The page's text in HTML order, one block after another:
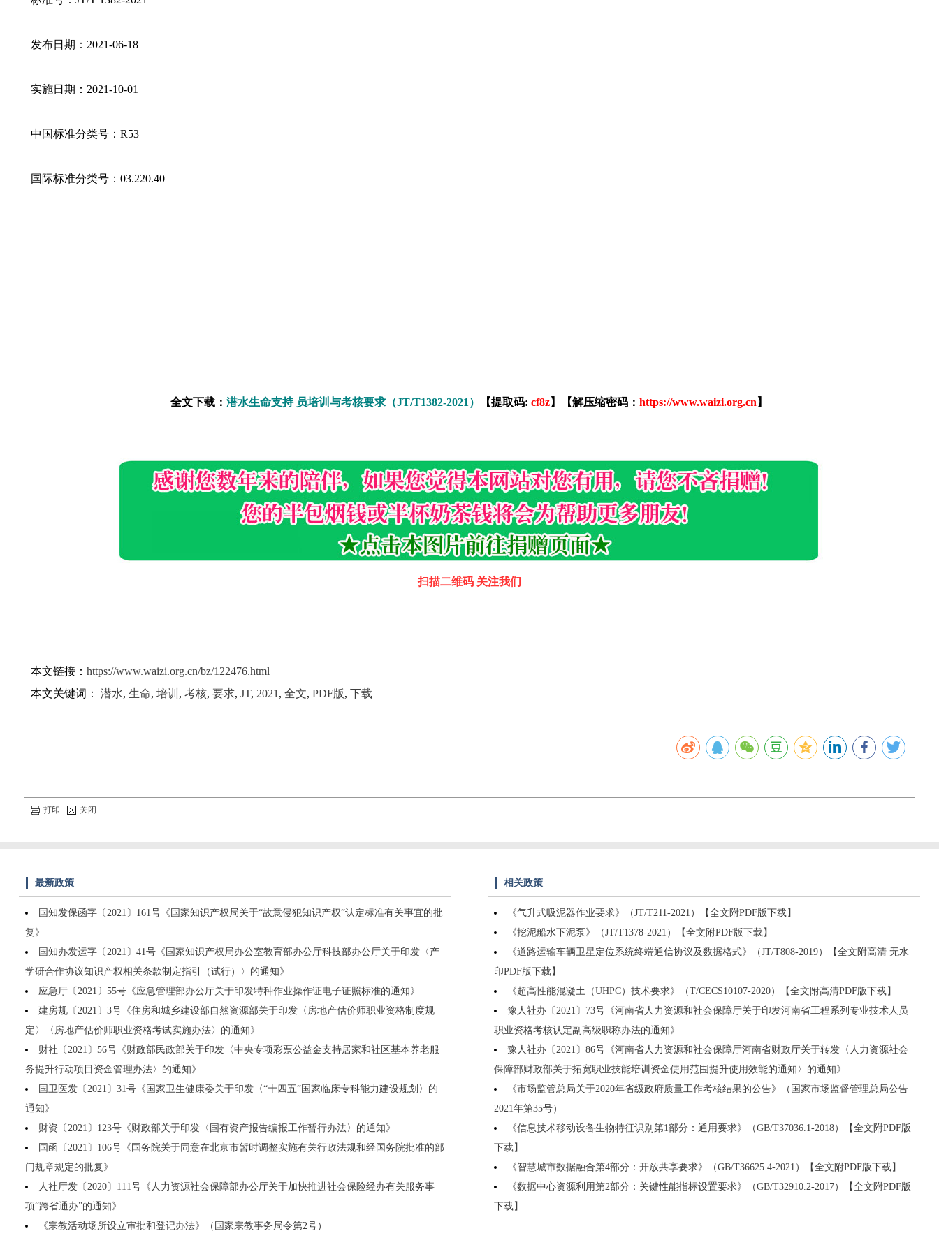
发布日期：2021-06-18
实施日期：2021-10-01
中国标准分类号：R53
国际标准分类号：03.220.40
全文下载：潜水生命支持 员培训与考核要求（JT/T1382-2021） 【提取码:cf8z】【解压缩密码：https://www.waizi.org.cn 】
扫描二维码 关注我们
本文链接： https://www.waizi.org.cn/bz/122476.html
本文关键词： 潜水, 生命, 培训 , 考核, 要求, JT, 2021 , 全文, PDF版, 下载
打印 关闭
最新政策
国知发保函字〔2021〕161号《国家知识产权局关于“故意侵犯知识产权”认定标准有关事宜的批
复》
国知办发运字〔2021〕41号《国家知识产权局办公室教育部办公厅科技部办公厅关于印发〈产
学研合作协议知识产权相关条款制定指引（试行）〉的通知》
应急厅〔2021〕55号《应急管理部办公厅关于印发特种作业操作证电子证照标准的通知》
建房规〔2021〕3号《住房和城乡建设部自然资源部关于印发〈房地产估价师职业资格制度规
定〉〈房地产估价师职业资格考试实施办法〉的通知》
财社〔2021〕56号《财政部民政部关于印发〈中央专项彩票公益金支持居家和社区基本养老服
务提升行动项目资金管理办法〉的通知》
国卫医发〔2021〕31号《国家卫生健康委关于印发〈“十四五”国家临床专科能力建设规划〉的
通知》
财资〔2021〕123号《财政部关于印发〈国有资产报告编报工作暂行办法〉的通知》
国函〔2021〕106号《国务院关于同意在北京市暂时调整实施有关行政法规和经国务院批准的部
门规章规定的批复》
人社厅发〔2020〕111号《人力资源社会保障部办公厅关于加快推进社会保险经办有关服务事
项“跨省通办”的通知》
《宗教活动场所设立审批和登记办法》（国家宗教事务局令第2号）
相关政策
《气升式吸泥器作业要求》（JT/T211-2021）【全文附PDF版下载】
《挖泥船水下泥泵》（JT/T1378-2021）【全文附PDF版下载】
《道路运输车辆卫星定位系统终端通信协议及数据格式》（JT/T808-2019）【全文附高清 无水
印PDF版下载】
《超高性能混凝土（UHPC）技术要求》（T/CECS10107-2020）【全文附高清PDF版下载】
豫人社办〔2021〕73号《河南省人力资源和社会保障厅关于印发河南省工程系列专业技术人员
职业资格考核认定副高级职称办法的通知》
豫人社办〔2021〕86号《河南省人力资源和社会保障厅河南省财政厅关于转发〈人力资源社会
保障部财政部关于拓宽职业技能培训资金使用范围提升使用效能的通知〉的通知》
《市场监管总局关于2020年省级政府质量工作考核结果的公告》（国家市场监督管理总局公告
2021年第35号）
《信息技术移动设备生物特征识别第1部分：通用要求》（GB/T37036.1-2018）【全文附PDF版
下载】
《智慧城市数据融合第4部分：开放共享要求》（GB/T36625.4-2021）【全文附PDF版下载】
《数据中心资源利用第2部分：关键性能指标设置要求》（GB/T32910.2-2017）【全文附PDF版
下载】